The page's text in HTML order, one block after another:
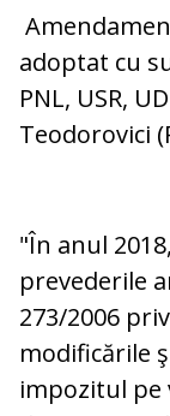
adoptat cu
PNL, USR,
Teodorovici
"În anul
prevederile
273/2006
modificările
impozitul pe